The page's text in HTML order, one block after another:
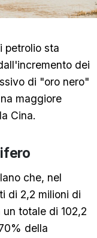
petrolio sta
dei
di "oro nero"
maggiore
Cina.
che, nel
di 2,2 milioni di
totale di 102,2
della